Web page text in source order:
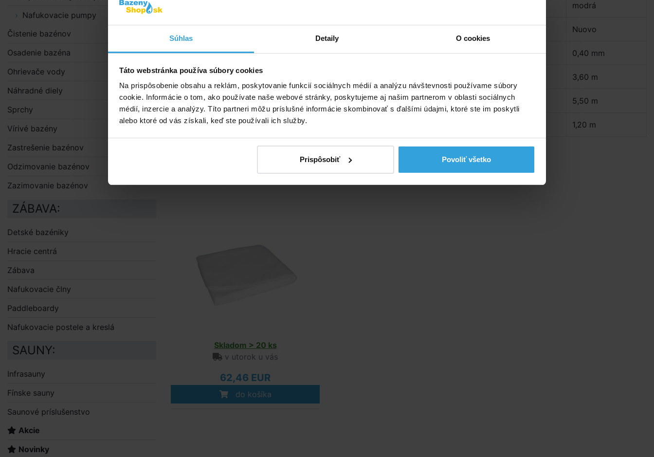
Súhlas Detaily O cookies
Táto webstránka používa súbory cookies
Na prispôsobenie obsahu a reklám, poskytovanie funkcií sociálnych médií a analýzu návštevnosti používame súbory
cookie. Informácie o tom, ako používate naše webové stránky, poskytujeme aj našim partnerom v oblasti sociálnych
médií, inzercie a analýzy. Títo partneri môžu príslušné informácie skombinovať s ďalšími údajmi, ktoré ste im poskytli
alebo ktoré od vás získali, keď ste používali ich služby.
Prispôsobiť Povoliť všetko
nemá „zámky“ na zavesenie za vrchný lem bazéna).
modrá
Nuovo
Hrúbka fólie: 0,40 mm
3,60 m
Dĺžka: 5,50 m
1,20 m
Doporučené príslušenstvo (1)
Skladom > 20 ks
v utorok u vás
62,46 EUR
do košíka
Nafukovacie pumpy
Čistenie bazénov
Osadenie bazéna
Ohrievače vody
Náhradné diely
Sprchy
Vírivé bazény
Zastrešenie bazénov
Odzimovanie bazénov
Zazimovanie bazénov
ZÁBAVA:
Detské bazéniky
Hracie centrá
Zábava
Nafukovacie člny
Paddleboardy
Nafukovacie postele a kreslá
SAUNY:
Infrasauny
Fínske sauny
Saunové príslušenstvo
Akcie
Novinky